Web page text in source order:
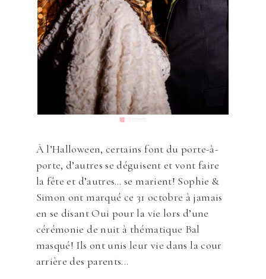
À l’Halloween, certains font du porte-à-
porte, d’autres se déguisent et vont faire
la fête et d’autres… se marient! Sophie &
Simon ont marqué ce 31 octobre à jamais
en se disant Oui pour la vie lors d’une
cérémonie de nuit à thématique Bal
masqué! Ils ont unis leur vie dans la cour
arrière des parents...